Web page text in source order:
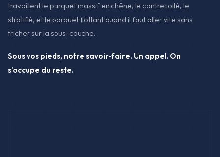
travaillent le parquet massif en chêne, le contrecollé, le
stratifié, et le parquet flottant quand il faut aller vite sans
tricher sur la sous-couche.
Sous vos pieds, notre savoir-faire. Un appel. On
s'occupe du reste.